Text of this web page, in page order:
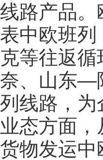
线路产品。
表中欧班
克等往返
奈、山东—
列线路，为
业态方面
货物发运